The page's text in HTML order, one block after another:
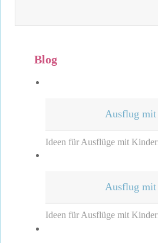
Blog
Ausflug
Ideen für Ausflüge mit
Ausflug
Ideen für Ausflüge mit